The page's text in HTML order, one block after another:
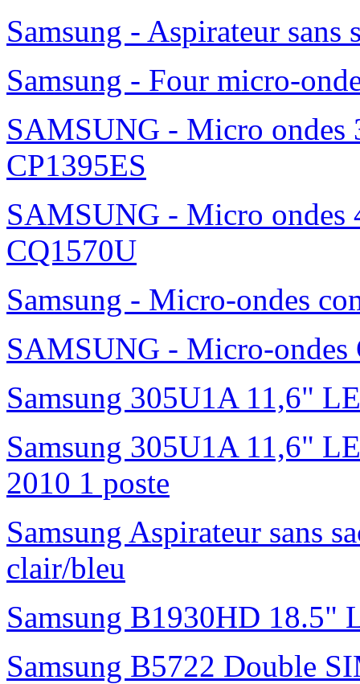
Samsung - Aspirateur sans
Samsung - Four micro-
SAMSUNG - Micro
CP1395ES
SAMSUNG - Micro
CQ1570U
Samsung - Micro-ondes
SAMSUNG - Micro-ondes
Samsung 305U1A 11,6"
Samsung 305U1A 11,6"
2010 1 poste
Samsung Aspirateur sans
clair/bleu
Samsung B1930HD 18.5"
Samsung B5722 Double